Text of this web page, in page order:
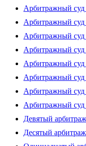
Арбитражный суд
Арбитражный суд
Арбитражный суд
Арбитражный суд
Арбитражный
Арбитражный
Арбитражный
Арбитражный суд
Девятый
Десятый